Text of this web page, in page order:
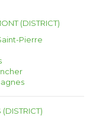
(DISTRICT)
Pierre
(DISTRICT)